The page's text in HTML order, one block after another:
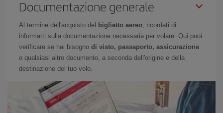
Documentazione generale
Al termine dell'acquisto del biglietto aereo, ricordati di
informarti sulla documentazione necessaria per volare. Qui puoi
verificare se hai bisogno di visto, passaporto, assicurazione
o qualsiasi altro documento, a seconda dell'origine e della
destinazione del tuo volo.